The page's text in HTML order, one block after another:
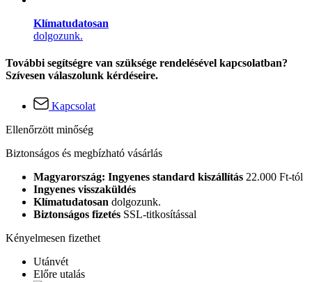
Klímatudatosan
dolgozunk.
További segítségre van szüksége rendelésével kapcsolatban?
Szívesen válaszolunk kérdéseire.
Kapcsolat
Ellenőrzött minőség
Biztonságos és megbízható vásárlás
Magyarország: Ingyenes standard kiszállítás 22.000 Ft-tól
Ingyenes visszaküldés
Klímatudatosan dolgozunk.
Biztonságos fizetés SSL-titkosítással
Kényelmesen fizethet
Utánvét
Előre utalás